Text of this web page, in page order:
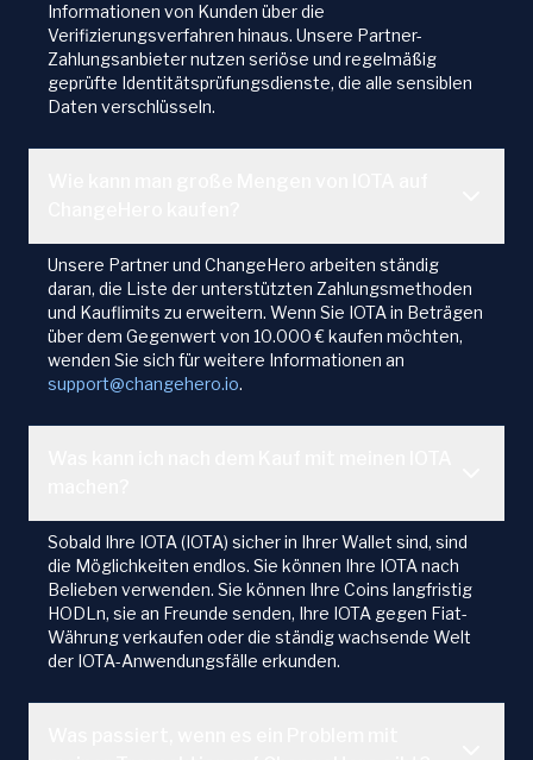
Informationen von Kunden über die
Verifizierungsverfahren hinaus. Unsere Partner-
Zahlungsanbieter nutzen seriöse und regelmäßig
geprüfte Identitätsprüfungsdienste, die alle sensiblen
Daten verschlüsseln.
Unsere Partner und ChangeHero arbeiten ständig
daran, die Liste der unterstützten Zahlungsmethoden
und Kauflimits zu erweitern. Wenn Sie IOTA in Beträgen
über dem Gegenwert von 10.000 € kaufen möchten,
wenden Sie sich für weitere Informationen an
support@changehero.io.
Sobald Ihre IOTA (IOTA) sicher in Ihrer Wallet sind, sind
die Möglichkeiten endlos. Sie können Ihre IOTA nach
Belieben verwenden. Sie können Ihre Coins langfristig
HODLn, sie an Freunde senden, Ihre IOTA gegen Fiat-
Währung verkaufen oder die ständig wachsende Welt
der IOTA-Anwendungsfälle erkunden.